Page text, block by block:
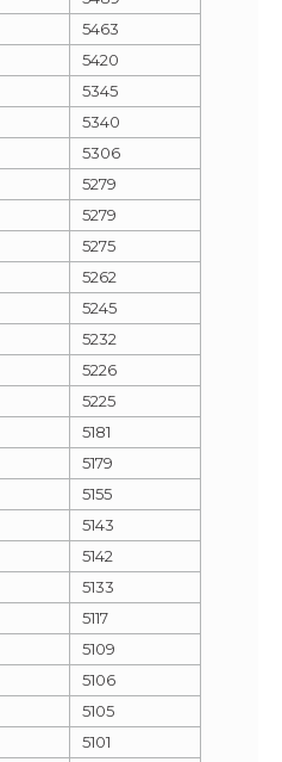
5463
5420
5345
5340
5306
5279
5279
5275
5262
5245
5232
5226
5225
5181
5179
5155
5143
5142
5133
5117
5109
5106
5105
5101